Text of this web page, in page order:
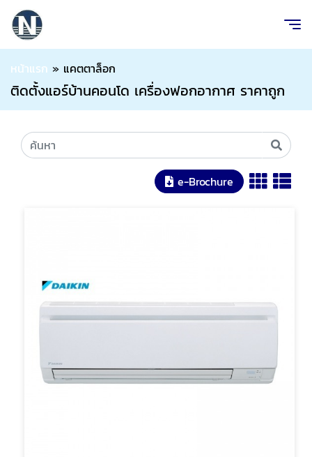
หน้าแรก » แคตตาล็อก
ติดตั้งแอร์บ้านคอนโด เครื่องฟอกอากาศ ราคาถูก
e-Brochure